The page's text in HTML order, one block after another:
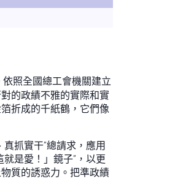
照全國總工會機關建立
的政績不雅的實際和實
折成的千紙鶴，它們像
抓實干”總請求，應用
是愛！」鏡子”，以更
質的誘惑力。把準政績